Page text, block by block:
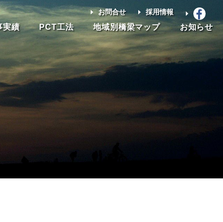
お問合せ 採用情報
実績 PCT工法 地域別橋梁マップ お知らせ